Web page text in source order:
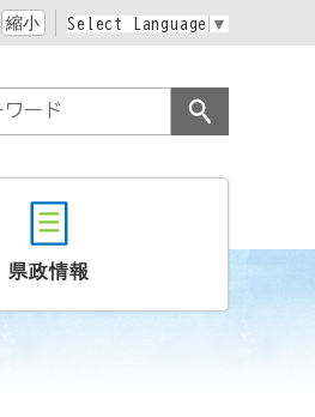
縮小 Select Language ▼
県政情報